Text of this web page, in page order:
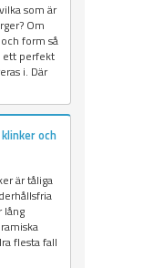
som är
Om
form så
perfekt
i. Där
och
är tåliga
lång
flesta fall